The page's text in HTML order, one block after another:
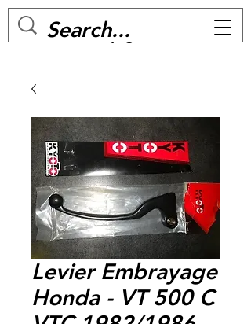
MC BIKE Perpignan
Levier Embrayage
Honda - VT 500 C